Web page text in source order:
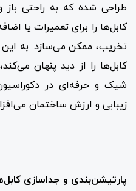
طراحی شده که به راحتی
کابل‌ها را برای تعمیرات یا
تخریب، ممکن می‌سازد. به این
کابل‌ها را از دید پنهان
شیک و حرفه‌ای در
زیبایی و ارزش ساختمان
پارتیشن‌بندی و جداسازی